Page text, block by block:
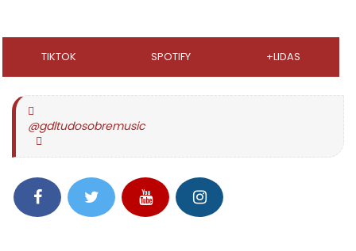
TIKTOK SPOTIFY +LIDAS
@gdltudosobremusic